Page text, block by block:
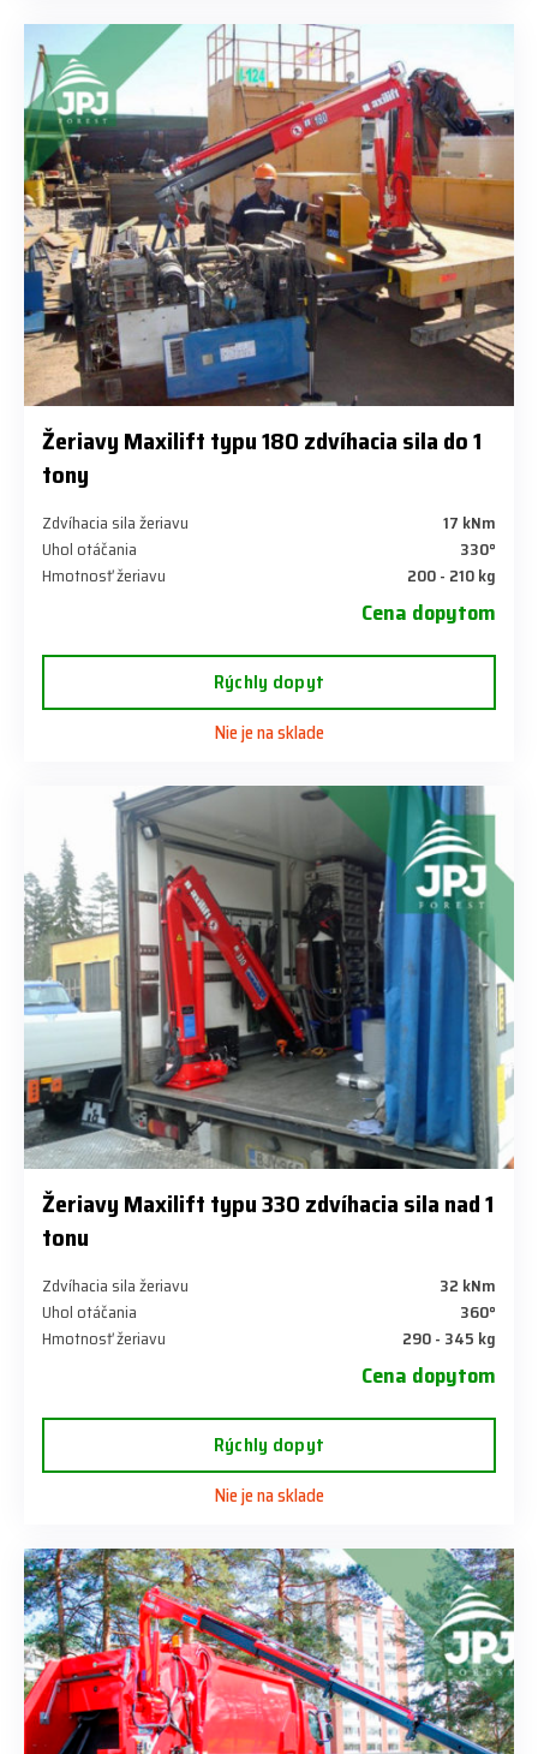
Žeriavy Maxilift typu 180 zdvíhacia sila do 1
tony
Zdvíhacia sila žeriavu
17 kNm
Uhol otáčania
330°
Hmotnosť žeriavu
200 - 210 kg
Cena dopytom
Rýchly dopyt
Nie je na sklade
Žeriavy Maxilift typu 330 zdvíhacia sila nad 1
tonu
Zdvíhacia sila žeriavu
32 kNm
Uhol otáčania
360°
Hmotnosť žeriavu
290 - 345 kg
Cena dopytom
Rýchly dopyt
Nie je na sklade